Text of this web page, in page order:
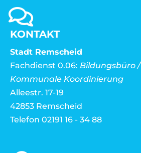
KONTAKT
Stadt Remscheid
Fachdienst 0.06: Bildungsbüro /
Kommunale Koordinierung
Alleestr. 17-19
42853 Remscheid
Telefon 02191 16 - 34 88